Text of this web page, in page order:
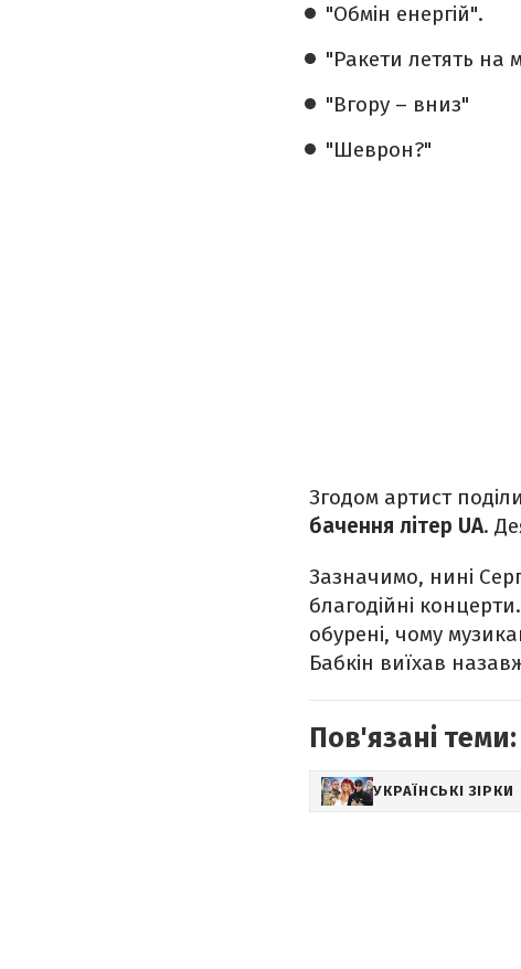
"Обмін енергій".
"Ракети летять на
"Вгору – вниз"
"Шеврон?"
Згодом артист
бачення літер UA.
Зазначимо, нині
благодійні
обурені, чому
Бабкін виїхав
Пов'язані теми:
УКРАЇНСЬКІ ЗІРКИ